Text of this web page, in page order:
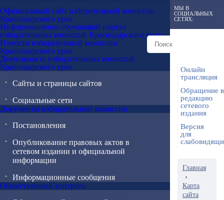
Официальный сайт избирательной комиссии
Краснодарского края
Информационно-обучающий портал
избирательных комиссий Краснодарского края
Новости избирательной комиссии
Краснодарского края
Деятельность избирательных комиссий
Краснодарского края
Сайты и страницы сайтов
Социальные сети
Документы избирательной комиссии
Постановления
Опубликование правовых актов в
сетевом издании и официальной
информации
Информационные сообщения
Общественный контроль
МЫ В
СОЦИАЛЬНЫХ
СЕТЯХ:
Онлайн
трансляция
Обращение в
редакцию
сетевого
издания
Версия
для
Главная
›
Карта
сайта